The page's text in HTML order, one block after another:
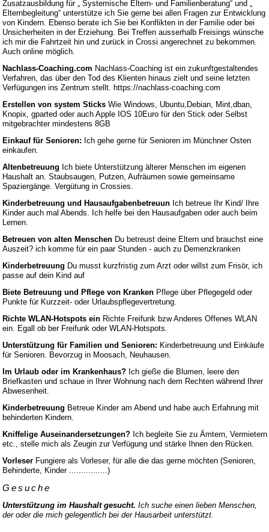
Zusatzausbildung für „ Systemische Eltern- und Familienberatung“ und „
Elternbegleitung“ unterstütze ich Sie gerne bei allen Fragen zur Entwicklung
von Kindern. Ebenso berate ich Sie bei Konflikten in der Familie oder bei
Unsicherheiten in der Erziehung. Bei Treffen ausserhalb Freisings wünsche
ich mir die Fahrtzeit hin und zurück in Crossi angerechnet zu bekommen.
Auch online möglich.
Nachlass-Coaching.com Nachlass-Coaching ist ein zukunftgestaltendes
Verfahren, das über den Tod des Klienten hinaus zielt und seine letzten
Verfügungen ins Zentrum stellt. https://nachlass-coaching.com
Erstellen von system Sticks Wie Windows, Ubuntu,Debian, Mint,dban,
Knopix, gparted oder auch Apple IOS 10Euro für den Stick oder Selbst
mitgebrachter mindestens 8GB
Einkauf für Senioren: Ich gehe gerne für Senioren im Münchner Osten
einkaufen.
Altenbetreuung Ich biete Unterstützung älterer Menschen im eigenen
Haushalt an. Staubsaugen, Putzen, Aufräumen sowie gemeinsame
Spaziergänge. Vergütung in Crossies.
Kinderbetreuung und Hausaufgabenbetreuun Ich betreue Ihr Kind/ Ihre
Kinder auch mal Abends. Ich helfe bei den Hausaufgaben oder auch beim
Lernen.
Betreuen von alten Menschen Du betreust deine Eltern und brauchst eine
Auszeit? ich komme für ein paar Stunden - auch zu Demenzkranken
Kinderbetreuung Du musst kurzfristig zum Arzt oder willst zum Frisör, ich
passe auf dein Kind auf
Biete Betreuung und Pflege von Kranken Pflege über Pflegegeld oder
Punkte für Kurzzeit- oder Urlaubspflegevertretung.
Richte WLAN-Hotspots ein Richte Freifunk bzw Anderes Offenes WLAN
ein. Egall ob ber Freifunk oder WLAN-Hotspots.
Unterstützung für Familien und Senioren: Kinderbetreuung und Einkäufe
für Senioren. Bevorzug in Moosach, Neuhausen.
Im Urlaub oder im Krankenhaus? Ich gieße die Blumen, leere den
Briefkasten und schaue in Ihrer Wohnung nach dem Rechten während Ihrer
Abwesenheit.
Kinderbetreuung Betreue Kinder am Abend und habe auch Erfahrung mit
behinderten Kindern.
Kniffelige Auseinandersetzungen? Ich begleite Sie zu Ämtern, Vermietern
etc., stelle mich als Zeugin zur Verfügung und stärke Ihnen den Rücken.
Vorleser Fungiere als Vorleser, für alle die das gerne möchten (Senioren,
Behinderte, Kinder ................)
Gesuche
Unterstützung im Haushalt gesucht. Ich suche einen lieben Menschen,
der oder die mich gelegentlich bei der Hausarbeit unterstützt.